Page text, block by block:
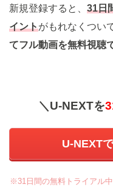
新規登録すると、 31日
イントがもれなくつい
てフル動画を無料視聴
＼U-NEXTを
U-NEXT
※31日間の無料トライアル